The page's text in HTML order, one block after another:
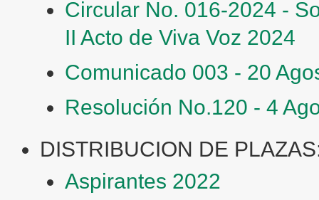
Circular No. 016-2024 -
II Acto de Viva Voz 2024
Comunicado 003 - 20
Resolución No.120 - 4
DISTRIBUCION DE
Aspirantes 2022